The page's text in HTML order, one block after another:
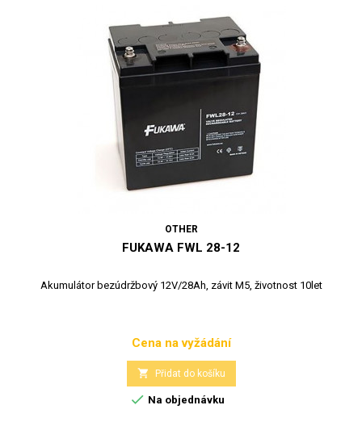
OTHER
FUKAWA FWL 28-12
Akumulátor bezúdržbový 12V/28Ah, závit M5, životnost 10let
Cena
Cena na vyžádání
 Přidat do košíku
 Na objednávku